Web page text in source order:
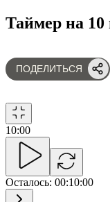
Таймер на 10
ПОДЕЛИТЬСЯ
10:00
Осталось: 00:10:00